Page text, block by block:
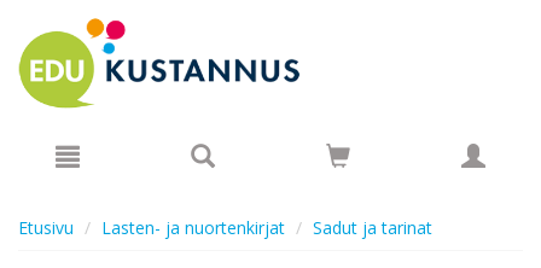
Etusivu Lasten- ja nuortenkirjat Sadut ja tarinat